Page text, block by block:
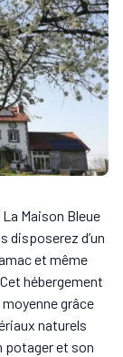
Maison Bleue
disposerez d’un
et même
hébergement
grâce
naturels
potager et son